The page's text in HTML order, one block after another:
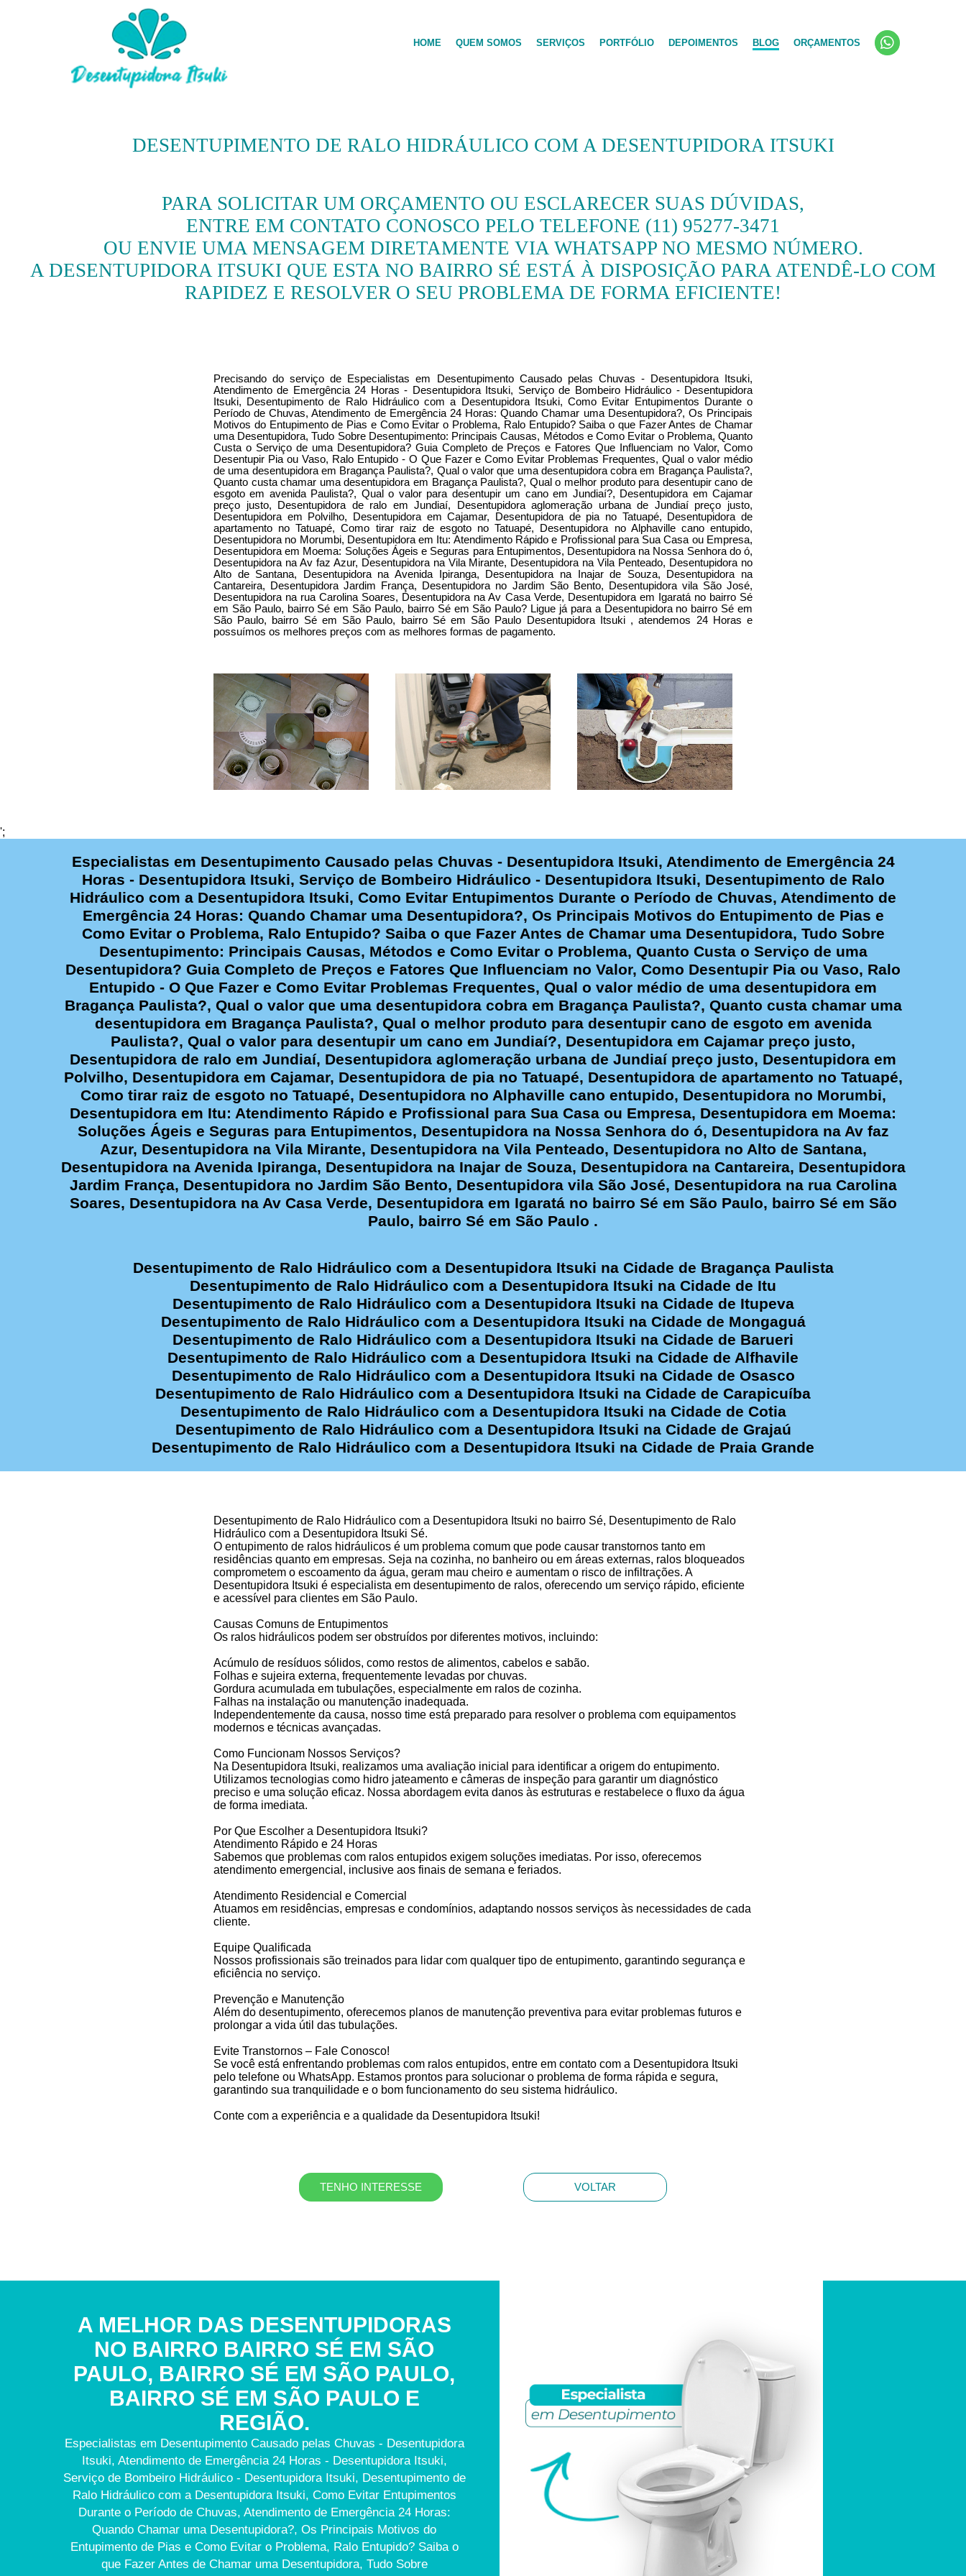
HOME QUEM SOMOS SERVIÇOS PORTFÓLIO DEPOIMENTOS BLOG ORÇAMENTOS
DESENTUPIMENTO DE RALO HIDRÁULICO COM A DESENTUPIDORA ITSUKI
PARA SOLICITAR UM ORÇAMENTO OU ESCLARECER SUAS DÚVIDAS,
ENTRE EM CONTATO CONOSCO PELO TELEFONE (11) 95277-3471
OU ENVIE UMA MENSAGEM DIRETAMENTE VIA WHATSAPP NO MESMO NÚMERO.
A DESENTUPIDORA ITSUKI QUE ESTA NO BAIRRO SÉ ESTÁ À DISPOSIÇÃO PARA ATENDÊ-LO COM
RAPIDEZ E RESOLVER O SEU PROBLEMA DE FORMA EFICIENTE!
Precisando do serviço de Especialistas em Desentupimento Causado pelas Chuvas - Desentupidora Itsuki,
Atendimento de Emergência 24 Horas - Desentupidora Itsuki, Serviço de Bombeiro Hidráulico - Desentupidora
Itsuki, Desentupimento de Ralo Hidráulico com a Desentupidora Itsuki, Como Evitar Entupimentos Durante o
Período de Chuvas, Atendimento de Emergência 24 Horas: Quando Chamar uma Desentupidora?, Os Principais
Motivos do Entupimento de Pias e Como Evitar o Problema, Ralo Entupido? Saiba o que Fazer Antes de Chamar
uma Desentupidora, Tudo Sobre Desentupimento: Principais Causas, Métodos e Como Evitar o Problema, Quanto
Custa o Serviço de uma Desentupidora? Guia Completo de Preços e Fatores Que Influenciam no Valor, Como
Desentupir Pia ou Vaso, Ralo Entupido - O Que Fazer e Como Evitar Problemas Frequentes, Qual o valor médio
de uma desentupidora em Bragança Paulista?, Qual o valor que uma desentupidora cobra em Bragança Paulista?,
Quanto custa chamar uma desentupidora em Bragança Paulista?, Qual o melhor produto para desentupir cano de
esgoto em avenida Paulista?, Qual o valor para desentupir um cano em Jundiaí?, Desentupidora em Cajamar
preço justo, Desentupidora de ralo em Jundiaí, Desentupidora aglomeração urbana de Jundiaí preço justo,
Desentupidora em Polvilho, Desentupidora em Cajamar, Desentupidora de pia no Tatuapé, Desentupidora de
apartamento no Tatuapé, Como tirar raiz de esgoto no Tatuapé, Desentupidora no Alphaville cano entupido,
Desentupidora no Morumbi, Desentupidora em Itu: Atendimento Rápido e Profissional para Sua Casa ou Empresa,
Desentupidora em Moema: Soluções Ágeis e Seguras para Entupimentos, Desentupidora na Nossa Senhora do ó,
Desentupidora na Av faz Azur, Desentupidora na Vila Mirante, Desentupidora na Vila Penteado, Desentupidora no
Alto de Santana, Desentupidora na Avenida Ipiranga, Desentupidora na Inajar de Souza, Desentupidora na
Cantareira, Desentupidora Jardim França, Desentupidora no Jardim São Bento, Desentupidora vila São José,
Desentupidora na rua Carolina Soares, Desentupidora na Av Casa Verde, Desentupidora em Igaratá no bairro Sé
em São Paulo, bairro Sé em São Paulo, bairro Sé em São Paulo? Ligue já para a Desentupidora no bairro Sé em
São Paulo, bairro Sé em São Paulo, bairro Sé em São Paulo Desentupidora Itsuki , atendemos 24 Horas e
possuímos os melhores preços com as melhores formas de pagamento.
';
Especialistas em Desentupimento Causado pelas Chuvas - Desentupidora Itsuki, Atendimento de Emergência 24
Horas - Desentupidora Itsuki, Serviço de Bombeiro Hidráulico - Desentupidora Itsuki, Desentupimento de Ralo
Hidráulico com a Desentupidora Itsuki, Como Evitar Entupimentos Durante o Período de Chuvas, Atendimento de
Emergência 24 Horas: Quando Chamar uma Desentupidora?, Os Principais Motivos do Entupimento de Pias e
Como Evitar o Problema, Ralo Entupido? Saiba o que Fazer Antes de Chamar uma Desentupidora, Tudo Sobre
Desentupimento: Principais Causas, Métodos e Como Evitar o Problema, Quanto Custa o Serviço de uma
Desentupidora? Guia Completo de Preços e Fatores Que Influenciam no Valor, Como Desentupir Pia ou Vaso, Ralo
Entupido - O Que Fazer e Como Evitar Problemas Frequentes, Qual o valor médio de uma desentupidora em
Bragança Paulista?, Qual o valor que uma desentupidora cobra em Bragança Paulista?, Quanto custa chamar uma
desentupidora em Bragança Paulista?, Qual o melhor produto para desentupir cano de esgoto em avenida
Paulista?, Qual o valor para desentupir um cano em Jundiaí?, Desentupidora em Cajamar preço justo,
Desentupidora de ralo em Jundiaí, Desentupidora aglomeração urbana de Jundiaí preço justo, Desentupidora em
Polvilho, Desentupidora em Cajamar, Desentupidora de pia no Tatuapé, Desentupidora de apartamento no Tatuapé,
Como tirar raiz de esgoto no Tatuapé, Desentupidora no Alphaville cano entupido, Desentupidora no Morumbi,
Desentupidora em Itu: Atendimento Rápido e Profissional para Sua Casa ou Empresa, Desentupidora em Moema:
Soluções Ágeis e Seguras para Entupimentos, Desentupidora na Nossa Senhora do ó, Desentupidora na Av faz
Azur, Desentupidora na Vila Mirante, Desentupidora na Vila Penteado, Desentupidora no Alto de Santana,
Desentupidora na Avenida Ipiranga, Desentupidora na Inajar de Souza, Desentupidora na Cantareira, Desentupidora
Jardim França, Desentupidora no Jardim São Bento, Desentupidora vila São José, Desentupidora na rua Carolina
Soares, Desentupidora na Av Casa Verde, Desentupidora em Igaratá no bairro Sé em São Paulo, bairro Sé em São
Paulo, bairro Sé em São Paulo .
Desentupimento de Ralo Hidráulico com a Desentupidora Itsuki na Cidade de Bragança Paulista
Desentupimento de Ralo Hidráulico com a Desentupidora Itsuki na Cidade de Itu
Desentupimento de Ralo Hidráulico com a Desentupidora Itsuki na Cidade de Itupeva
Desentupimento de Ralo Hidráulico com a Desentupidora Itsuki na Cidade de Mongaguá
Desentupimento de Ralo Hidráulico com a Desentupidora Itsuki na Cidade de Barueri
Desentupimento de Ralo Hidráulico com a Desentupidora Itsuki na Cidade de Alfhavile
Desentupimento de Ralo Hidráulico com a Desentupidora Itsuki na Cidade de Osasco
Desentupimento de Ralo Hidráulico com a Desentupidora Itsuki na Cidade de Carapicuíba
Desentupimento de Ralo Hidráulico com a Desentupidora Itsuki na Cidade de Cotia
Desentupimento de Ralo Hidráulico com a Desentupidora Itsuki na Cidade de Grajaú
Desentupimento de Ralo Hidráulico com a Desentupidora Itsuki na Cidade de Praia Grande
Desentupimento de Ralo Hidráulico com a Desentupidora Itsuki no bairro Sé, Desentupimento de Ralo
Hidráulico com a Desentupidora Itsuki Sé.
O entupimento de ralos hidráulicos é um problema comum que pode causar transtornos tanto em
residências quanto em empresas. Seja na cozinha, no banheiro ou em áreas externas, ralos bloqueados
comprometem o escoamento da água, geram mau cheiro e aumentam o risco de infiltrações. A
Desentupidora Itsuki é especialista em desentupimento de ralos, oferecendo um serviço rápido, eficiente
e acessível para clientes em São Paulo.
Causas Comuns de Entupimentos
Os ralos hidráulicos podem ser obstruídos por diferentes motivos, incluindo:
Acúmulo de resíduos sólidos, como restos de alimentos, cabelos e sabão.
Folhas e sujeira externa, frequentemente levadas por chuvas.
Gordura acumulada em tubulações, especialmente em ralos de cozinha.
Falhas na instalação ou manutenção inadequada.
Independentemente da causa, nosso time está preparado para resolver o problema com equipamentos
modernos e técnicas avançadas.
Como Funcionam Nossos Serviços?
Na Desentupidora Itsuki, realizamos uma avaliação inicial para identificar a origem do entupimento.
Utilizamos tecnologias como hidro jateamento e câmeras de inspeção para garantir um diagnóstico
preciso e uma solução eficaz. Nossa abordagem evita danos às estruturas e restabelece o fluxo da água
de forma imediata.
Por Que Escolher a Desentupidora Itsuki?
Atendimento Rápido e 24 Horas
Sabemos que problemas com ralos entupidos exigem soluções imediatas. Por isso, oferecemos
atendimento emergencial, inclusive aos finais de semana e feriados.
Atendimento Residencial e Comercial
Atuamos em residências, empresas e condomínios, adaptando nossos serviços às necessidades de cada
cliente.
Equipe Qualificada
Nossos profissionais são treinados para lidar com qualquer tipo de entupimento, garantindo segurança e
eficiência no serviço.
Prevenção e Manutenção
Além do desentupimento, oferecemos planos de manutenção preventiva para evitar problemas futuros e
prolongar a vida útil das tubulações.
Evite Transtornos – Fale Conosco!
Se você está enfrentando problemas com ralos entupidos, entre em contato com a Desentupidora Itsuki
pelo telefone ou WhatsApp. Estamos prontos para solucionar o problema de forma rápida e segura,
garantindo sua tranquilidade e o bom funcionamento do seu sistema hidráulico.
Conte com a experiência e a qualidade da Desentupidora Itsuki!
TENHO INTERESSE VOLTAR
A MELHOR DAS DESENTUPIDORAS
NO BAIRRO BAIRRO SÉ EM SÃO
PAULO, BAIRRO SÉ EM SÃO PAULO,
BAIRRO SÉ EM SÃO PAULO E
REGIÃO.
Especialistas em Desentupimento Causado pelas Chuvas - Desentupidora
Itsuki, Atendimento de Emergência 24 Horas - Desentupidora Itsuki,
Serviço de Bombeiro Hidráulico - Desentupidora Itsuki, Desentupimento de
Ralo Hidráulico com a Desentupidora Itsuki, Como Evitar Entupimentos
Durante o Período de Chuvas, Atendimento de Emergência 24 Horas:
Quando Chamar uma Desentupidora?, Os Principais Motivos do
Entupimento de Pias e Como Evitar o Problema, Ralo Entupido? Saiba o
que Fazer Antes de Chamar uma Desentupidora, Tudo Sobre